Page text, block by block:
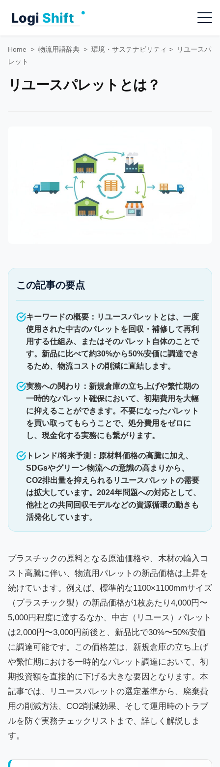
Menu
Home > 物流用語辞典 > 環境・サステナビリティ >
リユースパ
レット
リユースパレットとは？
この記事の要点
キーワードの概要：リユースパレットとは、一度
使用された中古のパレットを回収・補修して再利
用する仕組み、またはそのパレット自体のことで
す。新品に比べて約30%から50%安価に調達でき
るため、物流コストの削減に直結します。
実務への関わり：新規倉庫の立ち上げや繁忙期の
一時的なパレット確保において、初期費用を大幅
に抑えることができます。不要になったパレット
を買い取ってもらうことで、処分費用をゼロに
し、現金化する実務にも繋がります。
トレンド/将来予測：原材料価格の高騰に加え、
SDGsやグリーン物流への意識の高まりから、
CO2排出量を抑えられるリユースパレットの需要
は拡大しています。2024年問題への対応として、
他社との共同回収モデルなどの資源循環の動きも
活発化しています。
プラスチックの原料となる原油価格や、木材の輸入コ
スト高騰に伴い、物流用パレットの新品価格は上昇を
続けています。例えば、標準的な1100×1100mmサイズ
（プラスチック製）の新品価格が1枚あたり4,000円〜
5,000円程度に達するなか、中古（リユース）パレット
は2,000円〜3,000円前後と、新品比で30%〜50%安価
に調達可能です。この価格差は、新規倉庫の立ち上げ
や繁忙期における一時的なパレット調達において、初
期投資額を直接的に下げる大きな要因となります。本
記事では、リユースパレットの選定基準から、廃棄費
用の削減方法、CO2削減効果、そして運用時のトラブ
ルを防ぐ実務チェックリストまで、詳しく解説しま
す。